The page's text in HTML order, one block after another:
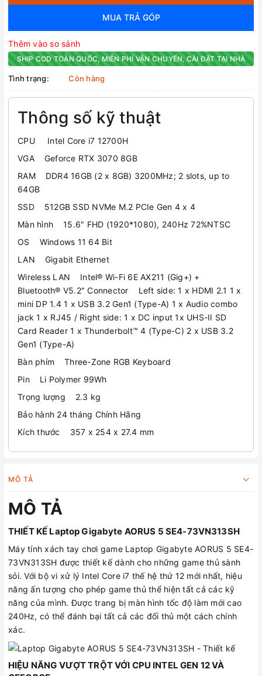
MUA TRẢ GÓP
Thêm vào so sánh
SHIP COD TOÀN QUỐC, MIỄN PHÍ VẬN CHUYỂN, CÀI ĐẶT TẠI NHÀ
Tình trạng: Còn hàng
Thông số kỹ thuật
CPU Intel Core i7 12700H
VGA Geforce RTX 3070 8GB
RAM DDR4 16GB (2 x 8GB) 3200MHz; 2 slots, up to
64GB
SSD 512GB SSD NVMe M.2 PCIe Gen 4 x 4
Màn hình 15.6″ FHD (1920*1080), 240Hz 72%NTSC
OS Windows 11 64 Bit
LAN Gigabit Ethernet
Wireless LAN Intel® Wi-Fi 6E AX211 (Gig+) +
Bluetooth® V5.2″ Connector Left side: 1 x HDMI 2.1 1 x
mini DP 1.4 1 x USB 3.2 Gen1 (Type-A) 1 x Audio combo
jack 1 x RJ45 / Right side: 1 x DC input 1x UHS-II SD
Card Reader 1 x Thunderbolt™ 4 (Type-C) 2 x USB 3.2
Gen1 (Type-A)
Bàn phím Three-Zone RGB Keyboard
Pin Li Polymer 99Wh
Trọng lượng 2.3 kg
Bảo hành 24 tháng Chính Hãng
Kích thước 357 x 254 x 27.4 mm
MÔ TẢ
MÔ TẢ
THIẾT KẾ Laptop Gigabyte AORUS 5 SE4-73VN313SH
Máy tính xách tay chơi game Laptop Gigabyte AORUS 5 SE4-
73VN313SH được thiết kế dành cho những game thủ sành
sỏi. Với bộ vi xử lý Intel Core i7 thế hệ thứ 12 mới nhất, hiệu
năng ấn tượng cho phép game thủ thể hiện tất cả các kỹ
năng của mình. Được trang bị màn hình tốc độ làm mới cao
240Hz, có thể đánh bại tất cả các đối thủ một cách chính
xác.
HIỆU NĂNG VƯỢT TRỘT VỚI CPU INTEL GEN 12 VÀ